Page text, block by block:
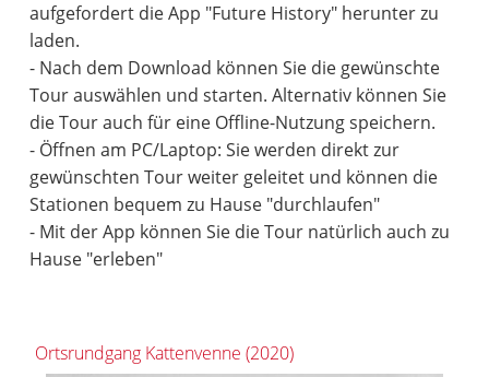
aufgefordert die App "Future History" herunter zu
laden.
- Nach dem Download können Sie die gewünschte
Tour auswählen und starten. Alternativ können Sie
die Tour auch für eine Offline-Nutzung speichern.
- Öffnen am PC/Laptop: Sie werden direkt zur
gewünschten Tour weiter geleitet und können die
Stationen bequem zu Hause "durchlaufen"
- Mit der App können Sie die Tour natürlich auch zu
Hause "erleben"
Ortsrundgang Kattenvenne (2020)